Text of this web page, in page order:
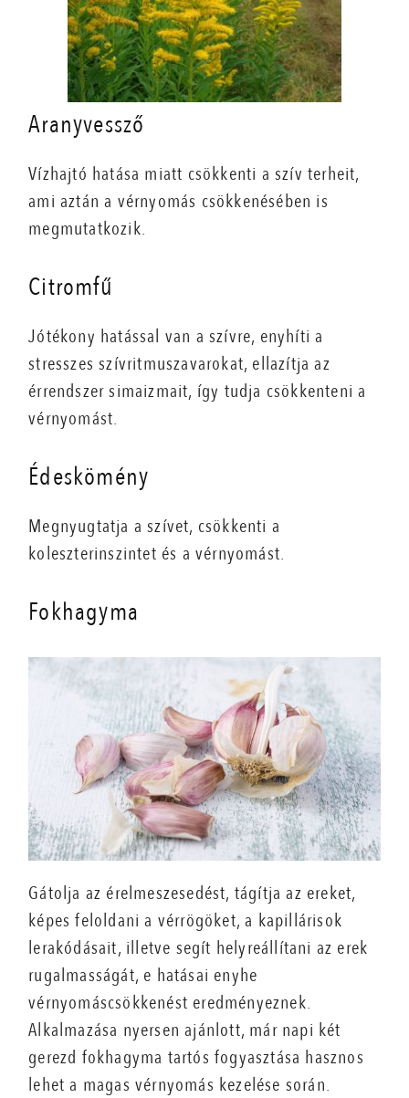
Aranyvessző
Vízhajtó hatása miatt csökkenti a szív terheit,
ami aztán a vérnyomás csökkenésében is
megmutatkozik.
Citromfű
Jótékony hatással van a szívre, enyhíti a
stresszes szívritmuszavarokat, ellazítja az
érrendszer simaizmait, így tudja csökkenteni a
vérnyomást.
Édeskömény
Megnyugtatja a szívet, csökkenti a
koleszterinszintet és a vérnyomást.
Fokhagyma
Gátolja az érelmeszesedést, tágítja az ereket,
képes feloldani a vérrögöket, a kapillárisok
lerakódásait, illetve segít helyreállítani az erek
rugalmasságát, e hatásai enyhe
vérnyomáscsökkenést eredményeznek.
Alkalmazása nyersen ajánlott, már napi két
gerezd fokhagyma tartós fogyasztása hasznos
lehet a magas vérnyomás kezelése során.